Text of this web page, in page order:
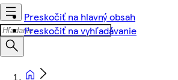
Preskočiť na hlavný obsah
Preskočiť na vyhľadávanie